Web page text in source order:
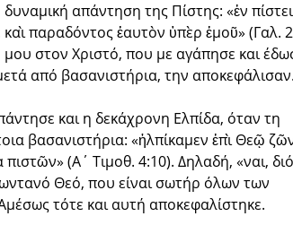
απάντηση της Πίστης: «ἐν
παραδόντος ἑαυτὸν ὑπὲρ ἐμοῦ» (Γαλ.
στον Χριστό, που με αγάπησε και
από βασανιστήρια, την αποκεφάλισαν.
και η δεκάχρονη Ελπίδα, όταν τη
βασανιστήρια: «ἠλπίκαμεν ἐπὶ Θεῷ
(Α΄ Τιμοθ. 4:10). Δηλαδή, «ναι,
Θεό, που είναι σωτήρ όλων των
τότε και αυτή αποκεφαλίστηκε.